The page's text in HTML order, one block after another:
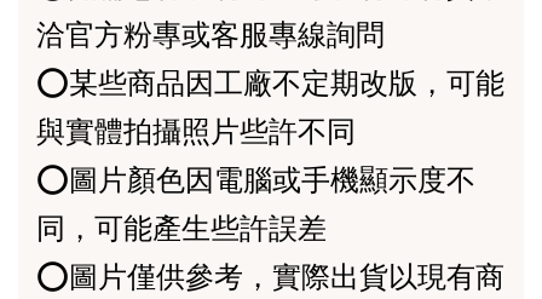
洽官方粉專或客服專線詢問
⭕️某些商品因工廠不定期改版，可能
與實體拍攝照片些許不同
⭕️圖片顏色因電腦或手機顯示度不
同，可能產生些許誤差
⭕️圖片僅供參考，實際出貨以現有商